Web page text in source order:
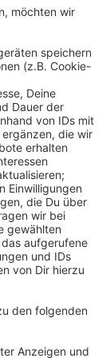
einem
werden.
Euro.
Belohnung
die zu den
(02821